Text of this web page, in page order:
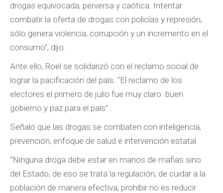
drogas equivocada, perversa y caótica. Intentar
combatir la oferta de drogas con policías y represión,
sólo genera violencia, corrupción y un incremento en el
consumo”, dijo.
Ante ello, Roel se solidarizó con el reclamo social de
lograr la pacificación del país. “El reclamo de los
electores el primero de julio fue muy claro: buen
gobierno y paz para el país” .
Señaló que las drogas se combaten con inteligencia,
prevención, enfoque de salud e intervención estatal.
“Ninguna droga debe estar en manos de mafias sino
del Estado; de eso se trata la regulación, de cuidar a la
población de manera efectiva; prohibir no es reducir